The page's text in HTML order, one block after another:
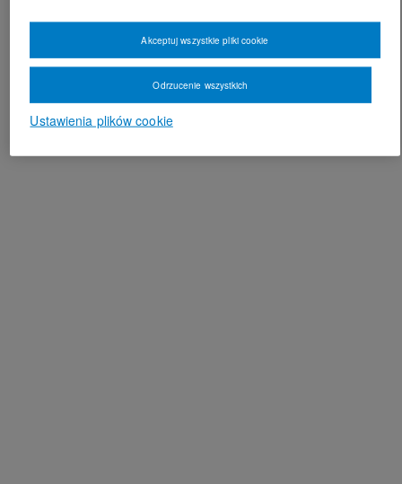
Ustawienia plików cookie
Odrzucenie wszystkich
Akceptuj wszystkie pliki cookie